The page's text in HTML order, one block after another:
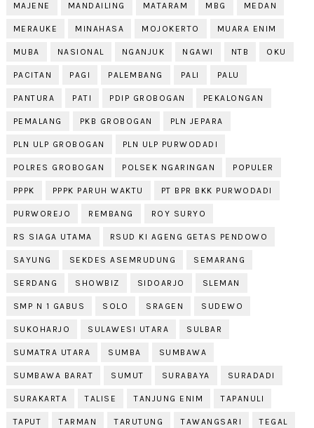
MAJENE MANDAILING MATARAM MBG MEDAN
MERAUKE MINAHASA MOJOKERTO MUARA ENIM
MUBA NASIONAL NGANJUK NGAWI NTB OKU
PACITAN PAGI PALEMBANG PALI PALU
PANTURA PATI PDIP GROBOGAN PEKALONGAN
PEMALANG PKB GROBOGAN PLN JEPARA
PLN ULP GROBOGAN PLN ULP PURWODADI
POLRES GROBOGAN POLSEK NGARINGAN POPULER
PPPK PPPK PARUH WAKTU PT BPR BKK PURWODADI
PURWOREJO REMBANG ROY SURYO
RS SIAGA UTAMA RSUD KI AGENG GETAS PENDOWO
SAYUNG SEKDES ASEMRUDUNG SEMARANG
SERDANG SHOWBIZ SIDOARJO SLEMAN
SMP N 1 GABUS SOLO SRAGEN SUDEWO
SUKOHARJO SULAWESI UTARA SULBAR
SUMATRA UTARA SUMBA SUMBAWA
SUMBAWA BARAT SUMUT SURABAYA SURADADI
SURAKARTA TALISE TANJUNG ENIM TAPANULI
TAPUT TARMAN TARUTUNG TAWANGSARI TEGAL